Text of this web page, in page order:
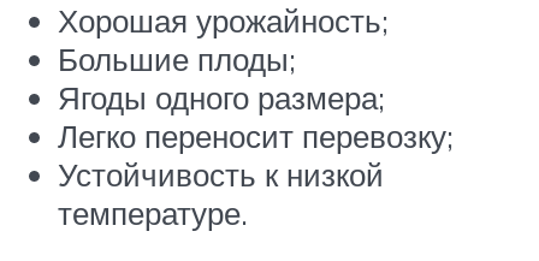
Хорошая урожайность;
Большие плоды;
Ягоды одного размера;
Легко переносит перевозку;
Устойчивость к низкой
температуре.